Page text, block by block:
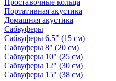
Проставочные кольца
Портативная акустика
Домашняя акустика
Сабвуферы
Сабвуферы 6.5" (15 см)
Сабвуферы 8" (20 см)
Сабвуферы 10" (25 см)
Сабвуферы 12" (30 см)
Сабвуферы 15" (38 см)